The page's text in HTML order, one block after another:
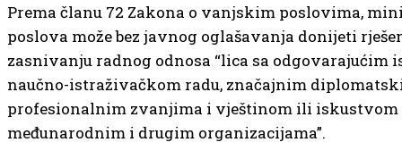
Prema članu 72 Zakona o vanjskim poslovima,
poslova može bez javnog oglašavanja donijeti
zasnivanju radnog odnosa “lica sa odgovarajućim
naučno-istraživačkom radu, značajnim
profesionalnim zvanjima i vještinom ili iskustvom
međunarodnim i drugim organizacijama”.